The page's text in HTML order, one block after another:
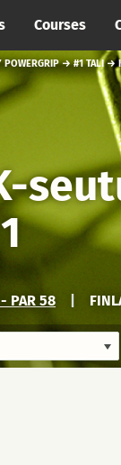
Courses
POWERGRIP → #1 TALI →
PAR 58